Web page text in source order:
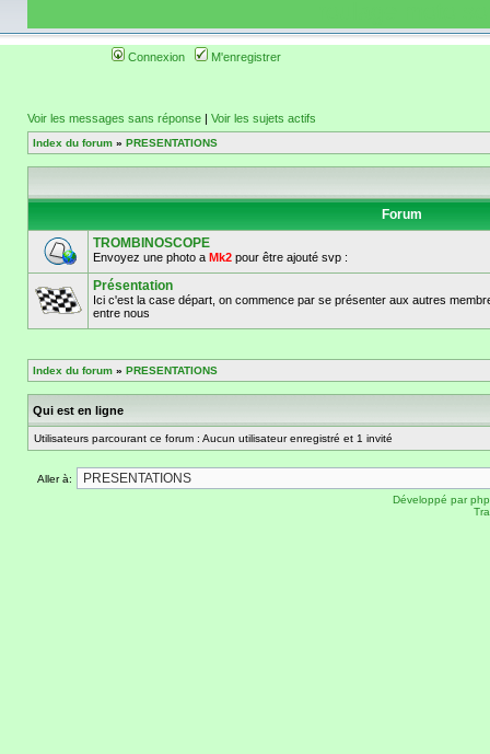
Connexion M'enregistrer
Voir les messages sans réponse | Voir les sujets actifs
Index du forum » PRESENTATIONS
Forum
TROMBINOSCOPE
Envoyez une photo a Mk2 pour être ajouté svp :
Présentation
Ici c'est la case départ, on commence par se présenter aux autres
entre nous
Index du forum » PRESENTATIONS
Qui est en ligne
Utilisateurs parcourant ce forum : Aucun utilisateur enregistré et 1 invité
Aller à:
Développé par